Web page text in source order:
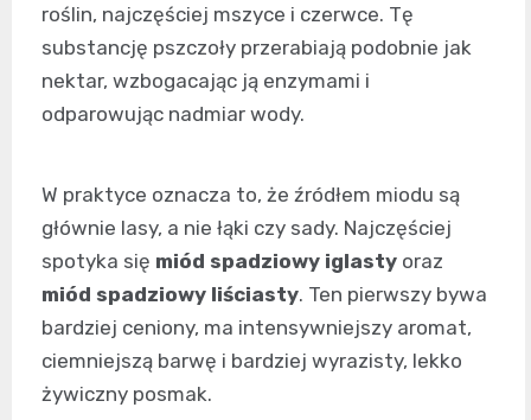
roślin, najczęściej mszyce i czerwce. Tę
substancję pszczoły przerabiają podobnie jak
nektar, wzbogacając ją enzymami i
odparowując nadmiar wody.
W praktyce oznacza to, że źródłem miodu są
głównie lasy, a nie łąki czy sady. Najczęściej
spotyka się miód spadziowy iglasty oraz
miód spadziowy liściasty. Ten pierwszy bywa
bardziej ceniony, ma intensywniejszy aromat,
ciemniejszą barwę i bardziej wyrazisty, lekko
żywiczny posmak.